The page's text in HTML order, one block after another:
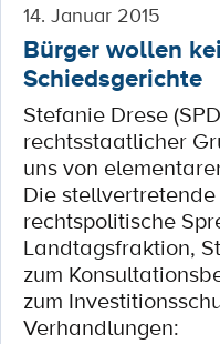
14. Januar 2015
Bürger wollen
Schiedsgerichte
Stefanie Drese
rechtsstaatlicher
uns von
Die
rechtspolitische
Landtagsfraktion,
zum
zum
Verhandlungen: